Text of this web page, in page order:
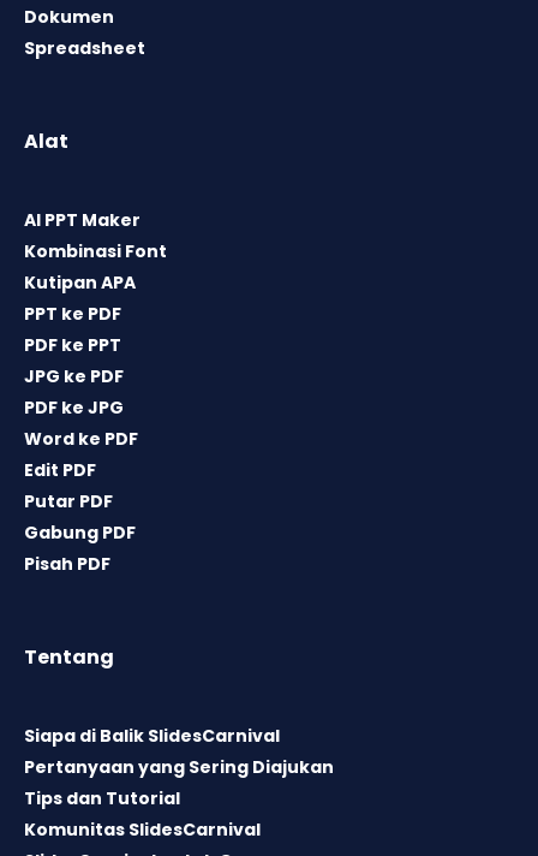
Dokumen
Spreadsheet
Alat
AI PPT Maker
Kombinasi Font
Kutipan APA
PPT ke PDF
PDF ke PPT
JPG ke PDF
PDF ke JPG
Word ke PDF
Edit PDF
Putar PDF
Gabung PDF
Pisah PDF
Tentang
Siapa di Balik SlidesCarnival
Pertanyaan yang Sering Diajukan
Tips dan Tutorial
Komunitas SlidesCarnival